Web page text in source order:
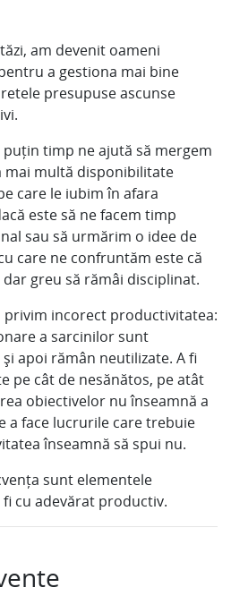
am devenit oameni
a gestiona mai bine
presupuse ascunse
timp ne ajută să mergem
mai multă disponibilitate
care le iubim în afara
este să ne facem timp
sau să urmărim o idee de
care ne confruntăm este că
greu să rămâi disciplinat.
incorect productivitatea:
a sarcinilor sunt
apoi rămân neutilizate. A fi
pe cât de nesănătos, pe atât
obiectivelor nu înseamnă a
a face lucrurile care trebuie
înseamnă să spui nu.
sunt elementele
cu adevărat productiv.